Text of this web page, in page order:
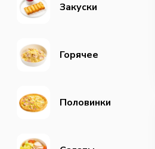
Закуски
Горячее
Половинки